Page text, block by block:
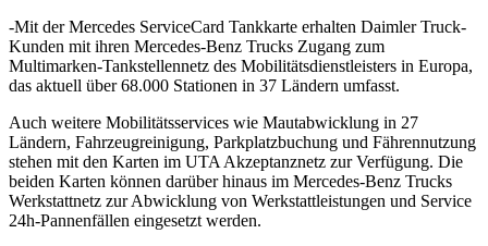
-Mit der Mercedes ServiceCard Tankkarte erhalten Daimler Truck-
Kunden mit ihren Mercedes-Benz Trucks Zugang zum
Multimarken-Tankstellennetz des Mobilitätsdienstleisters in Europa,
das aktuell über 68.000 Stationen in 37 Ländern umfasst.
Auch weitere Mobilitätsservices wie Mautabwicklung in 27
Ländern, Fahrzeugreinigung, Parkplatzbuchung und Fährennutzung
stehen mit den Karten im UTA Akzeptanznetz zur Verfügung. Die
beiden Karten können darüber hinaus im Mercedes-Benz Trucks
Werkstattnetz zur Abwicklung von Werkstattleistungen und Service
24h-Pannenfällen eingesetzt werden.